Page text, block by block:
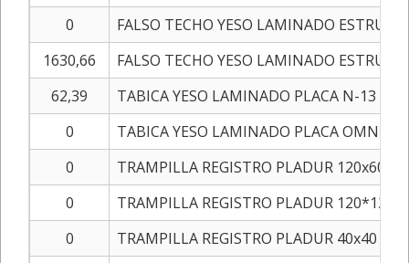
0
FALSO TECHO YESO LAMINADO ESTRUC
1630,66
FALSO TECHO YESO LAMINADO ESTRUC
62,39
TABICA YESO LAMINADO PLACA N-13
0
TABICA YESO LAMINADO PLACA OMNIA
0
TRAMPILLA REGISTRO PLADUR 120x60
0
TRAMPILLA REGISTRO PLADUR 120*120
0
TRAMPILLA REGISTRO PLADUR 40x40 cm